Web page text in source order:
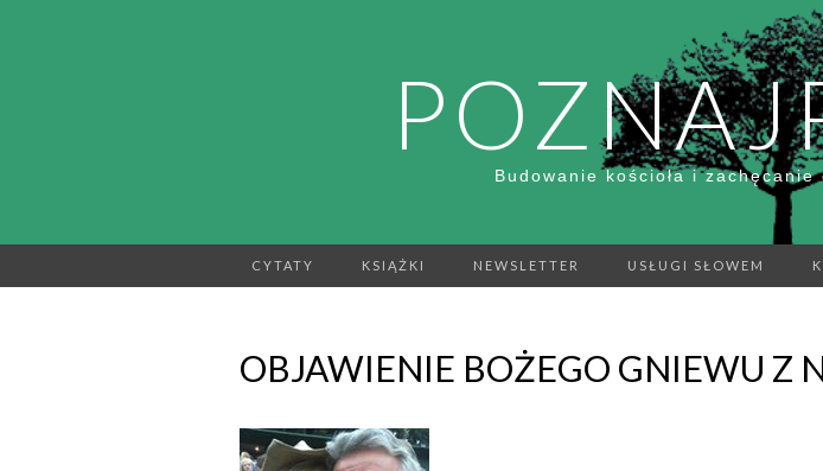
Budowanie kościoła i zachęcanie
CYTATY KSIĄŻKI NEWSLETTER USŁUGI SŁOWEM
OBJAWIENIE BOŻEGO GNIEWU Z